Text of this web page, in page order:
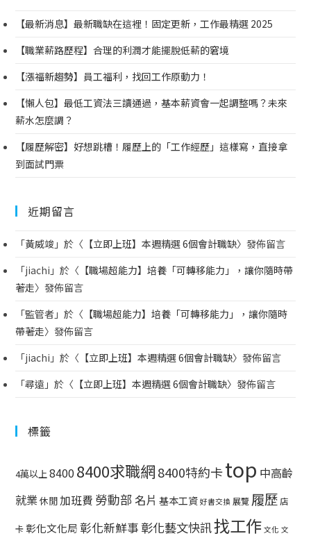
【最新消息】最新職缺在這裡！固定更新，工作最精選 2025
【職業薪路歷程】合理的利潤才能擺脫低薪的窘境
【漲福新趨勢】員工福利，找回工作原動力！
【懶人包】最低工資法三讀通過，基本薪資會一起調整嗎？未來
薪水怎麼調？
【履歷解密】好想跳槽！履歷上的「工作經歷」這樣寫，直接拿
到面試門票
近期留言
「黃威竣 」於〈 【立即上班】本週精選 6個會計職缺〉發佈留言
「jiachi 」於〈 【職場超能力】培養「可轉移能力」，讓你隨時帶
著走〉發佈留言
「監管者 」於〈 【職場超能力】培養「可轉移能力」，讓你隨時
帶著走〉發佈留言
「jiachi 」於〈 【立即上班】本週精選 6個會計職缺〉發佈留言
「尋遠 」於〈 【立即上班】本週精選 6個會計職缺〉發佈留言
標籤
4萬以上 8400 8400求職網8400特約卡top 中高齡
就業休閒加班費 勞動部 名片 基本工資 好書交換 展覽 履歷店
卡彰化文化局 彰化新鮮事 彰化藝文快訊找工作 文化 文